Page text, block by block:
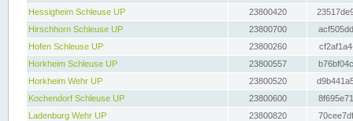
Hessigheim Schleuse UP
23800420
Hirschhorn Schleuse UP
23800700
Hofen Schleuse UP
23800260
Horkheim Schleuse UP
23800557
Horkheim Wehr UP
23800520
Kochendorf Schleuse UP
23800600
Ladenburg Wehr UP
23800820